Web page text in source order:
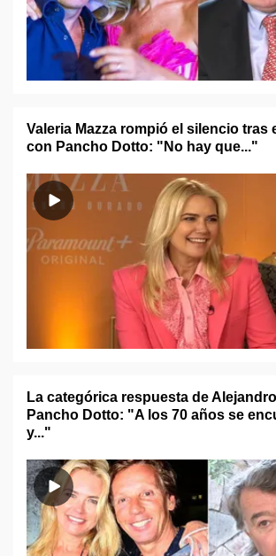
Valeria Mazza rompió el silencio tras
con Pancho Dotto: "No hay que..."
La categórica respuesta de
Pancho Dotto: "A los 70 años se
y..."